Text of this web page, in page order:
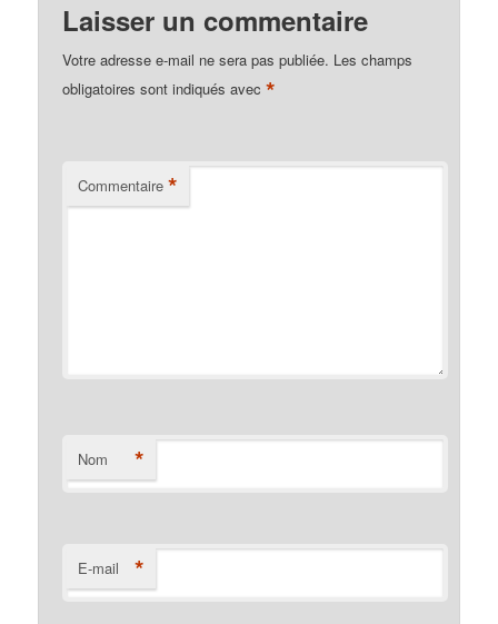
Laisser un commentaire
Votre adresse e-mail ne sera pas publiée. Les champs
obligatoires sont indiqués avec*
Commentaire *
Nom *
E-mail *